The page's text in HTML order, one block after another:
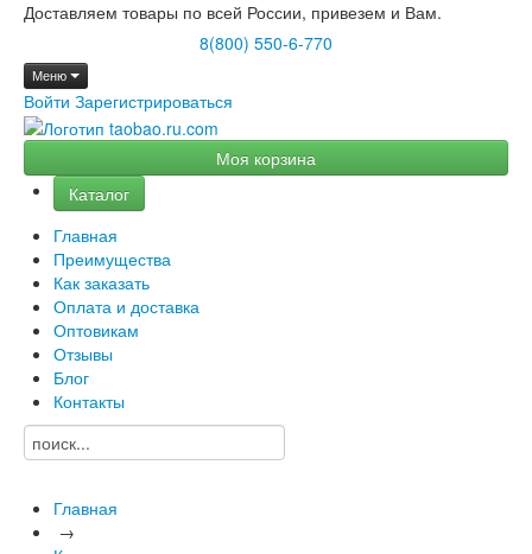
Доставляем товары по всей России, привезем и Вам.
8(800) 550-6-770
Меню
Войти Зарегистрироваться
Моя корзина
Каталог
Главная
Преимущества
Как заказать
Оплата и доставка
Оптовикам
Отзывы
Блог
Контакты
Главная
→